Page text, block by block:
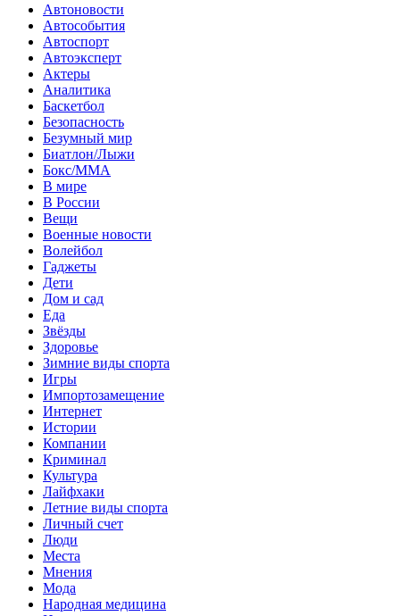
Автоновости
Автособытия
Автоспорт
Автоэксперт
Актеры
Аналитика
Баскетбол
Безопасность
Безумный мир
Биатлон/Лыжи
Бокс/MMA
В мире
В России
Вещи
Военные новости
Волейбол
Гаджеты
Дети
Дом и сад
Еда
Звёзды
Здоровье
Зимние виды спорта
Игры
Импортозамещение
Интернет
Истории
Компании
Криминал
Культура
Лайфхаки
Летние виды спорта
Личный счет
Люди
Места
Мнения
Мода
Народная медицина